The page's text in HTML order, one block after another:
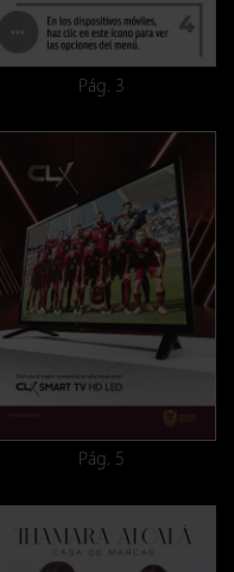
Pág. 3
Pág. 5